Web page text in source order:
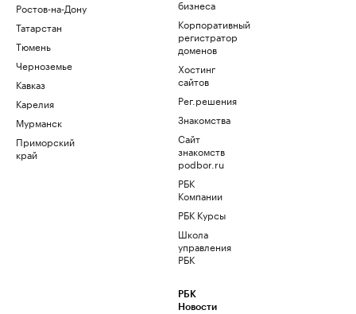
Ростов-на-Дону
Татарстан
Тюмень
Черноземье
Кавказ
Карелия
Мурманск
Приморский
край
бизнеса
Корпоративный
регистратор
доменов
Хостинг
сайтов
Рег.решения
Знакомства
Сайт
знакомств
podbor.ru
РБК
Компании
РБК Курсы
Школа
управления
РБК
РБК
Новости